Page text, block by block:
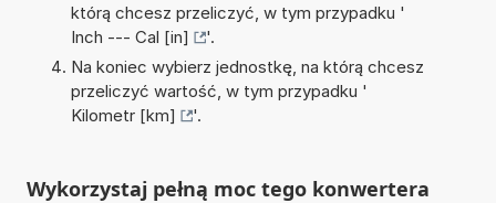
którą chcesz przeliczyć, w tym przypadku '
Inch --- Cal [in]
'.
Na koniec wybierz jednostkę, na którą chcesz
przeliczyć wartość, w tym przypadku '
Kilometr [km]
'.
Wykorzystaj pełną moc tego konwertera